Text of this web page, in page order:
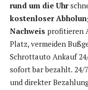
rund um die Uhr
kostenloser
Nachweis profitieren
Platz, vermeiden
Schrottauto Ankauf
sofort bar bezahlt.
und direkter